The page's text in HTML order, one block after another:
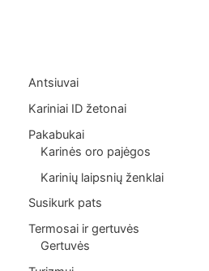
Antsiuvai
Kariniai ID žetonai
Pakabukai
Karinės oro pajėgos
Karinių laipsnių ženklai
Susikurk pats
Termosai ir gertuvės
Gertuvės